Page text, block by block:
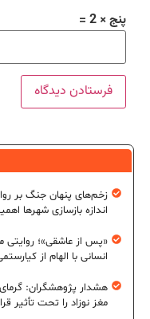
پنج × 2 =
زخم‌های پنهان جنگ بر
اندازه بازسازی شهرها
«پس از عاشقی»؛ روایتی
انسانی با الهام از
هشدار پژوهشگران:
مغز نوزاد را تحت تأثیر